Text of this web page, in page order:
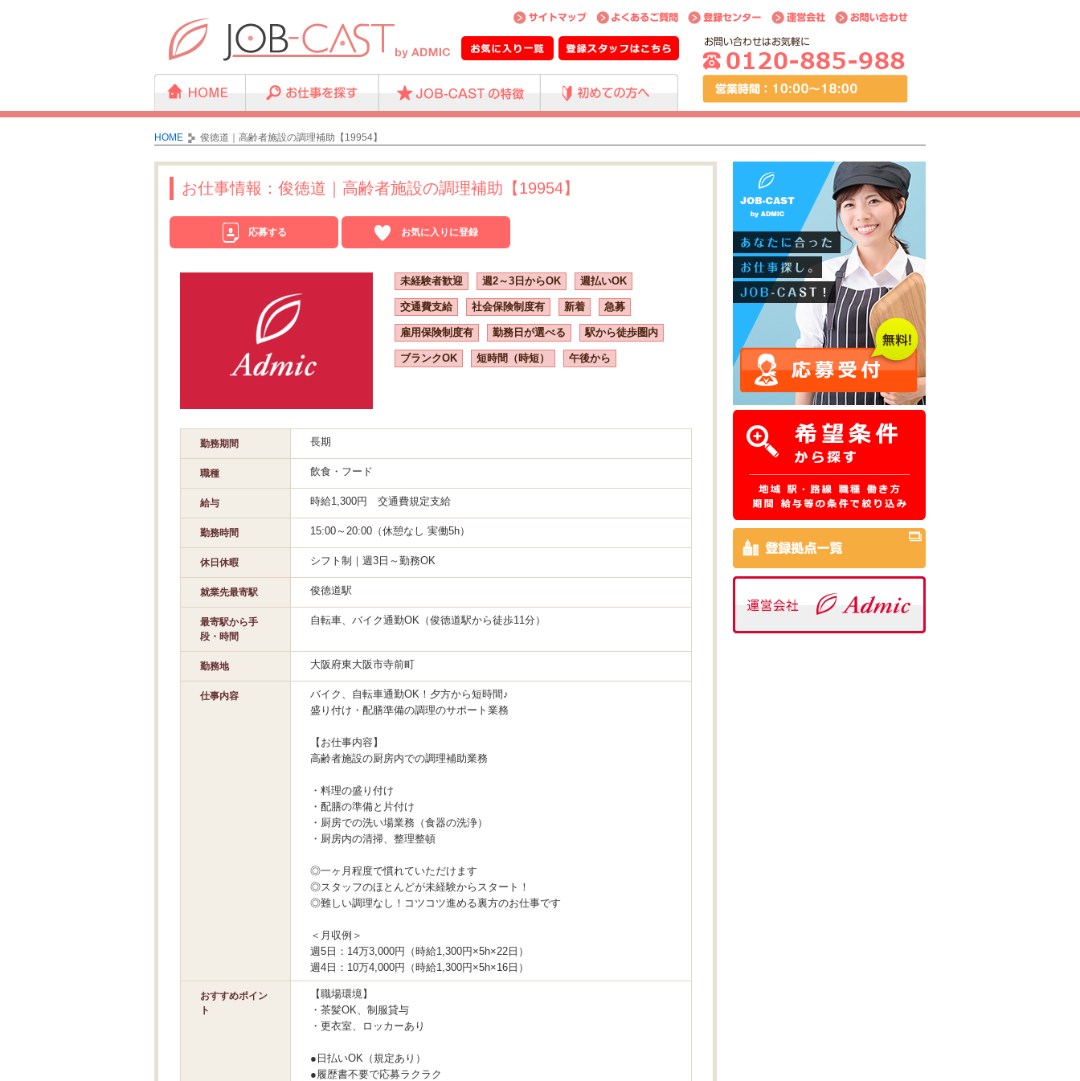
HOME 俊徳道｜高齢者施設の調理補助【19954】
お仕事情報：俊徳道｜高齢者施設の調理補助【19954】
応募する お気に入りに登録
未経験者歓迎 週2～3日からOK 週払いOK
交通費支給 社会保険制度有 新着 急募
雇用保険制度有 勤務日が選べる 駅から徒歩圏内
ブランクOK 短時間（時短） 午後から
勤務期間 長期
職種 飲食・フード
給与 時給1,300円 交通費規定支給
勤務時間 15:00～20:00（休憩なし 実働5h）
休日休暇 シフト制｜週3日～勤務OK
就業先最寄駅 俊徳道駅
最寄駅から手
段・時間
自転車、バイク通勤OK（俊徳道駅から徒歩11分）
勤務地 大阪府東大阪市寺前町
仕事内容
バイク、自転車通勤OK！夕方から短時間♪
盛り付け・配膳準備の調理のサポート業務
【お仕事内容】
高齢者施設の厨房内での調理補助業務
・料理の盛り付け
・配膳の準備と片付け
・厨房での洗い場業務（食器の洗浄）
・厨房内の清掃、整理整頓
◎一ヶ月程度で慣れていただけます
◎スタッフのほとんどが未経験からスタート！
◎難しい調理なし！コツコツ進める裏方のお仕事です
＜月収例＞
週5日：14万3,000円（時給1,300円×5h×22日）
週4日：10万4,000円（時給1,300円×5h×16日）
おすすめポイン
ト
【職場環境】
・茶髪OK、制服貸与
・更衣室、ロッカーあり
●日払いOK（規定あり）
●履歴書不要で応募ラクラク